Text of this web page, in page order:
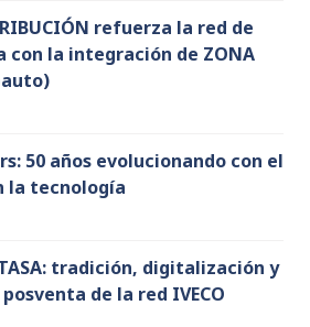
refuerza la red de
con la integración de ZONA
50 años evolucionando con el
la tecnología
tradición, digitalización y
de la red IVECO